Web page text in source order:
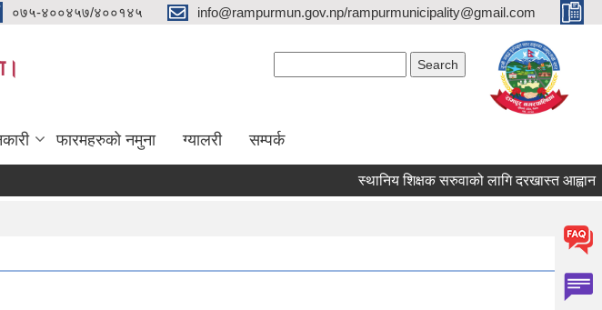
०७५-४००४५७/४००१४५ info@rampurmun.gov.np/rampurmunicipality@gmail.com
फारमहरुको नमुना ग्यालरी सम्पर्क
स्थानिय शिक्षक सरुवाको लागि दरखास्त आह्वान ।